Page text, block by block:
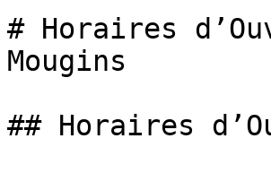
# Horaires
Mougins
## Horaires